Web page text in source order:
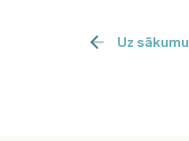
Uz sākumu